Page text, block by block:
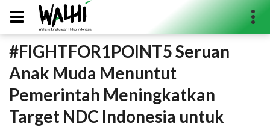
#FIGHTFOR1POINT5 Seruan
Anak Muda Menuntut
Pemerintah Meningkatkan
Target NDC Indonesia untuk